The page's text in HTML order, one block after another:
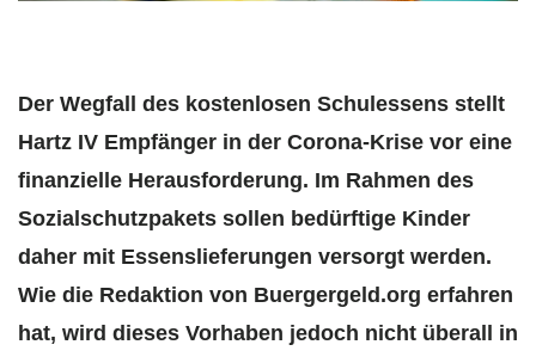
Der Wegfall des kostenlosen Schulessens stellt
Hartz IV Empfänger in der Corona-Krise vor eine
finanzielle Herausforderung. Im Rahmen des
Sozialschutzpakets sollen bedürftige Kinder
daher mit Essenslieferungen versorgt werden.
Wie die Redaktion von Buergergeld.org erfahren
hat, wird dieses Vorhaben jedoch nicht überall in